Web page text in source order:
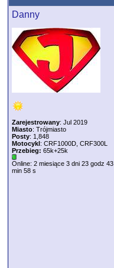
Danny
Zarejestrowany: Jul 2019
Miasto: Trójmiasto
Posty: 1,848
Motocykl: CRF1000D, CRF300L
Przebieg: 65k+25k
Online: 2 miesiące 3 dni 23 godz 43
min 58 s